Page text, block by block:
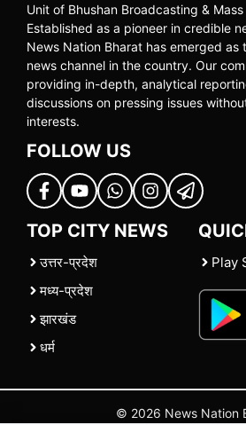
Unit of Bhushan Broadcasting &
Established as a pioneer in credible
News Nation Bharat has emerged as
news channel in the country. Our
providing in-depth, analytical
discussions on pressing issues
interests.
FOLLOW US
TOP CITY NEWS
उत्तर-प्रदेश
मध्य-प्रदेश
झारखंड
धर्म
Play
© 2026 News Nation